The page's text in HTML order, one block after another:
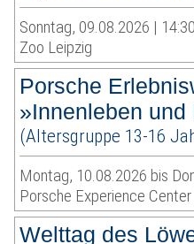
Sonntag, 09.08.2026 |
Zoo Leipzig
Porsche
»Innenleben und
(Altersgruppe 13-16
Montag, 10.08.2026 bis
Porsche Experience
Welttag des